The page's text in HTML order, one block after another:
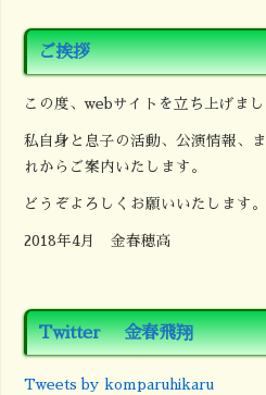
[…]
ご挨拶
この度、webサイトを立ち上げまし
私自身と息子の活動、公演情報、
れからご案内いたします。
どうぞよろしくお願いいたします。
2018年4月 金春穂高
Twitter 金春飛翔
Tweets by komparuhikaru